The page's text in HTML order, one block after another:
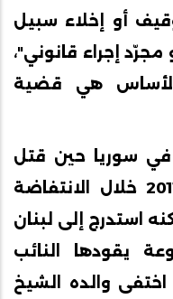
أو إخلاء سبيل
إجراء قانوني"،
هي قضية
في سوريا حين قتل
معمر القذافي في العام 2011 خلال الانتفاضة
استدرج إلى لبنان
يقودها النائب
والده الشيخ